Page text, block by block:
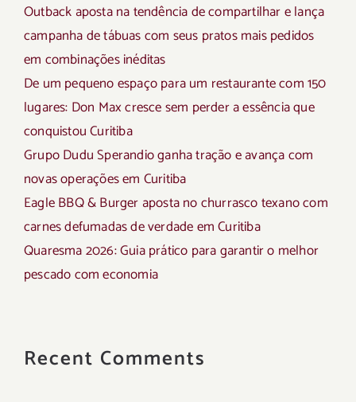
Outback aposta na tendência de compartilhar e lança
campanha de tábuas com seus pratos mais pedidos
em combinações inéditas
De um pequeno espaço para um restaurante com 150
lugares: Don Max cresce sem perder a essência que
conquistou Curitiba
Grupo Dudu Sperandio ganha tração e avança com
novas operações em Curitiba
Eagle BBQ & Burger aposta no churrasco texano com
carnes defumadas de verdade em Curitiba
Quaresma 2026: Guia prático para garantir o melhor
pescado com economia
Recent Comments